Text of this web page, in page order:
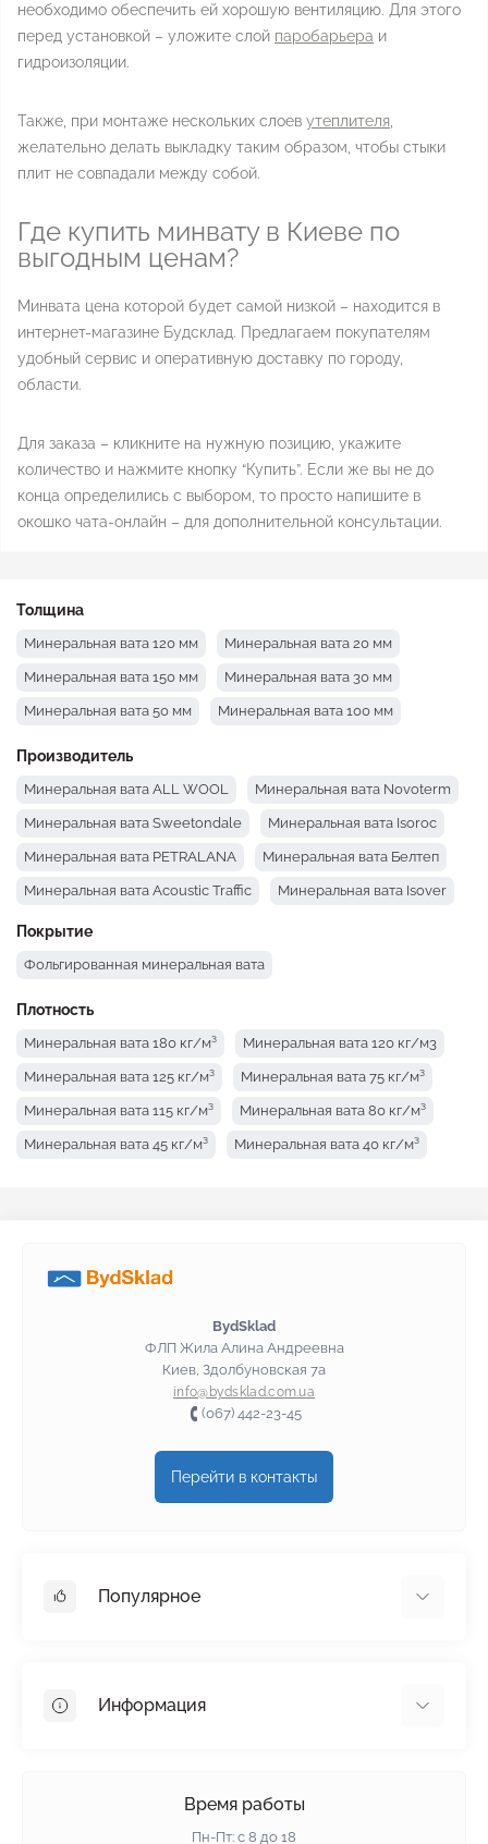
необходимо обеспечить ей хорошую вентиляцию. Для этого
перед установкой – уложите слой паробарьера и
гидроизоляции.
Также, при монтаже нескольких слоев утеплителя
желательно делать выкладку таким образом, чтобы стыки
плит не совпадали между собой.
Где купить минвату в Киеве по
выгодным ценам?
Минвата цена которой будет самой низкой – находится в
интернет-магазине Будсклад. Предлагаем покупателям
удобный сервис и оперативную доставку по городу,
области.
Для заказа – кликните на нужную позицию, укажите
количество и нажмите кнопку “Купить”. Если же вы не до
конца определились с выбором, то просто напишите в
окошко чата-онлайн – для дополнительной консультации.
Толщина
Минеральная вата 120 мм Минеральная вата 20 мм
Минеральная вата 150 мм Минеральная вата 30 мм
Минеральная вата 50 мм Минеральная вата 100 мм
Производитель
Минеральная вата ALL WOOL Минеральная вата Novoterm
Минеральная вата Sweetondale Минеральная вата Isoroc
Минеральная вата PETRALANA Минеральная вата Белтеп
Минеральная вата Acoustic Traffic Минеральная вата Isover
Минеральная вата Knauf
Минеральная вата Технониколь
Покрытие
Фольгированная минеральная вата
Плотность
Минеральная вата 180 кг/м³ Минеральная вата 120 кг/м3
Минеральная вата 125 кг/м³ Минеральная вата 75 кг/м³
Минеральная вата 115 кг/м³ Минеральная вата 80 кг/м³
Минеральная вата 45 кг/м³ Минеральная вата 40 кг/м³
BydSklad
ФЛП Жила Алина Андреевна
Киев, Здолбуновская 7а
info@bydsklad.com.ua
(067) 442-23-45
Перейти в контакты
Популярное
Пенопласт
Информация
Время работы
Пн-Пт: с 8 до 18